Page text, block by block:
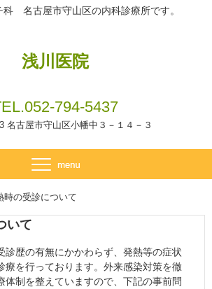
浅川医院
科 名古屋市守山区の内科診療所です。
052-794-5437
名古屋市守山区小幡中３－１４－３
時の受診について
いて
診歴の有無にかかわらず、発熱等の症状
療を行っております。外来感染対策を徹
体制を整えていますので、下記の事前問